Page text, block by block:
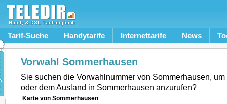
Tarif-Suche Handytarife Internettarife News
Vorwahl Sommerhausen
Sie suchen die Vorwahlnummer von Sommerhausen,
oder dem Ausland in Sommerhausen anzurufen?
Karte von Sommerhausen